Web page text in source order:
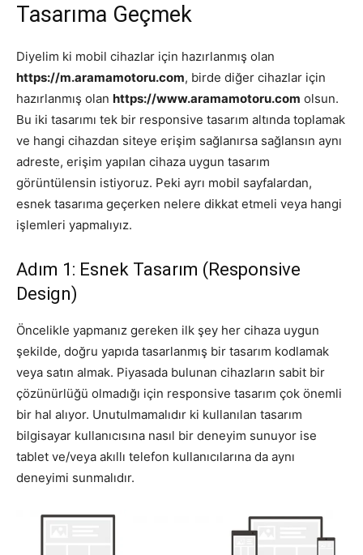
Tasarıma Geçmek
Diyelim ki mobil cihazlar için hazırlanmış olan
https://m.aramamotoru.com, birde diğer cihazlar için
hazırlanmış olan https://www.aramamotoru.com olsun.
Bu iki tasarımı tek bir responsive tasarım altında toplamak
ve hangi cihazdan siteye erişim sağlanırsa sağlansın aynı
adreste, erişim yapılan cihaza uygun tasarım
görüntülensin istiyoruz. Peki ayrı mobil sayfalardan,
esnek tasarıma geçerken nelere dikkat etmeli veya hangi
işlemleri yapmalıyız.
Adım 1: Esnek Tasarım (Responsive
Design)
Öncelikle yapmanız gereken ilk şey her cihaza uygun
şekilde, doğru yapıda tasarlanmış bir tasarım kodlamak
veya satın almak. Piyasada bulunan cihazların sabit bir
çözünürlüğü olmadığı için responsive tasarım çok önemli
bir hal alıyor. Unutulmamalıdır ki kullanılan tasarım
bilgisayar kullanıcısına nasıl bir deneyim sunuyor ise
tablet ve/veya akıllı telefon kullanıcılarına da aynı
deneyimi sunmalıdır.